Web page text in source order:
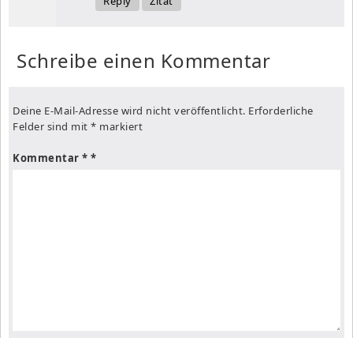
Schreibe einen Kommentar
Deine E-Mail-Adresse wird nicht veröffentlicht. Erforderliche
Felder sind mit * markiert
Kommentar *